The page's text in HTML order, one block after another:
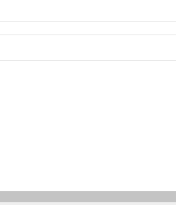
and pulmonary embolism [